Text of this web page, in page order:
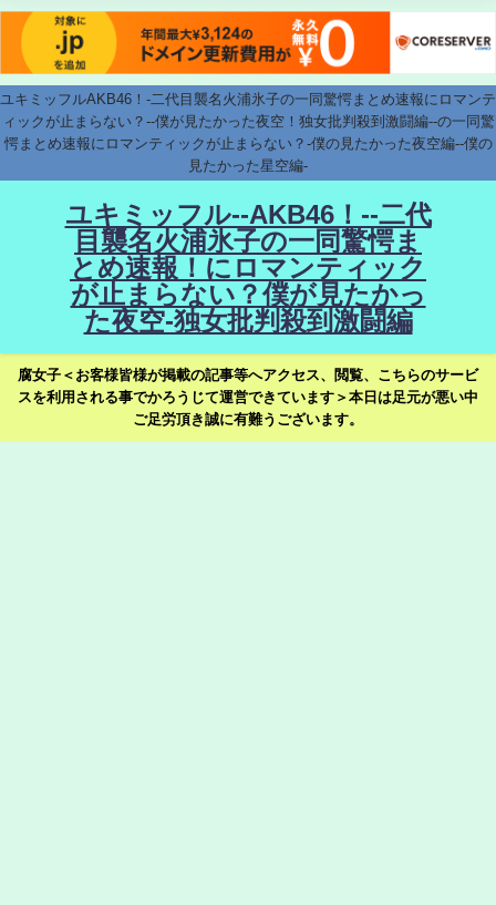
ユキミッフルAKB46！-二代目襲名火浦氷子の一同驚愕まとめ速報にロマンテ
ィックが止まらない？--僕が見たかった夜空！独女批判殺到激闘編--の一同驚
愕まとめ速報にロマンティックが止まらない？-僕の見たかった夜空編--僕の
見たかった星空編-
ユキミッフル--AKB46！--二代
目襲名火浦氷子の一同驚愕ま
とめ速報！にロマンティック
が止まらない？僕が見たかっ
た夜空-独女批判殺到激闘編
腐女子＜お客様皆様が掲載の記事等へアクセス、閲覧、こちらのサービ
スを利用される事でかろうじて運営できています＞本日は足元が悪い中
ご足労頂き誠に有難うございます。